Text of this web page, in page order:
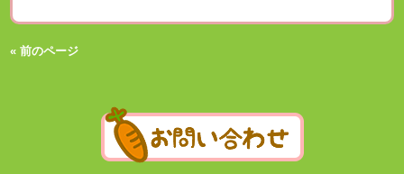
« 前のページ